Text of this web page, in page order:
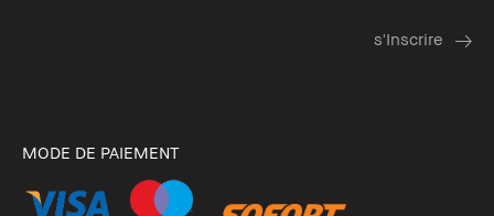
MODE DE PAIEMENT